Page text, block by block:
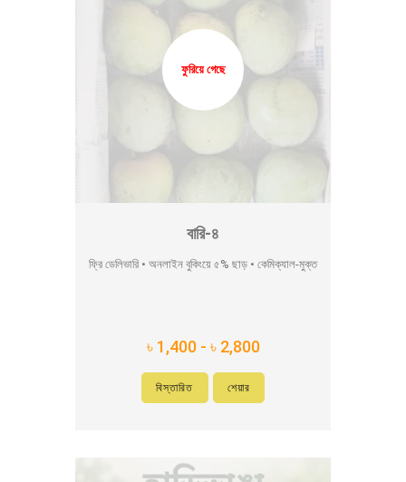
ফুরিয়ে গেছে
বারি-৪
ফ্রি ডেলিভারি • অনলাইন বুকিংয়ে ৫% ছাড় • কেমিক্যাল-মুক্ত
৳ 1,400 - ৳ 2,800
বিস্তারিত শেয়ার